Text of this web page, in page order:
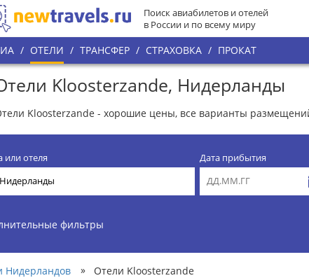
Поиск авиабилетов и отелей
в России и по всему миру
/ ОТЕЛИ / ТРАНСФЕР / СТРАХОВКА / ПРОКАТ
Kloosterzande, Нидерланды
Kloosterzande - хорошие цены, все варианты
или отеля Дата прибытия
фильтры
Нидерландов » Отели Kloosterzande